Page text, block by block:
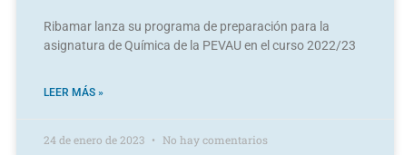
Ribamar lanza su programa de preparación para la
asignatura de Química de la PEVAU en el curso 2022/23
LEER MÁS »
24 de enero de 2023 No hay comentarios